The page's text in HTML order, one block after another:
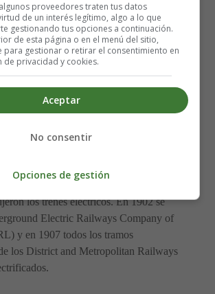
de tránsito rápido más antiguo, el
subterráneo del mundo y también la
operar con trenes de tracción eléctrica.
en el siglo XIX con la construcción del
terminado en 1863 y 20 años
Fue el primer ferrocarril subterráneo
por locomotoras de vapor. La primera
los trenes eléctricos. En 1902 se
Electric Railways Company of
y en 1907 todos los tramos
los District and Metropolitan Railways
proveedores traten tus datos
de un interés legítimo, algo a lo que
gestionando tus opciones a continuación.
de esta página o en el menú del sitio,
para gestionar o retirar el consentimiento en
de privacidad y cookies.
Aceptar
No consentir
Opciones de gestión